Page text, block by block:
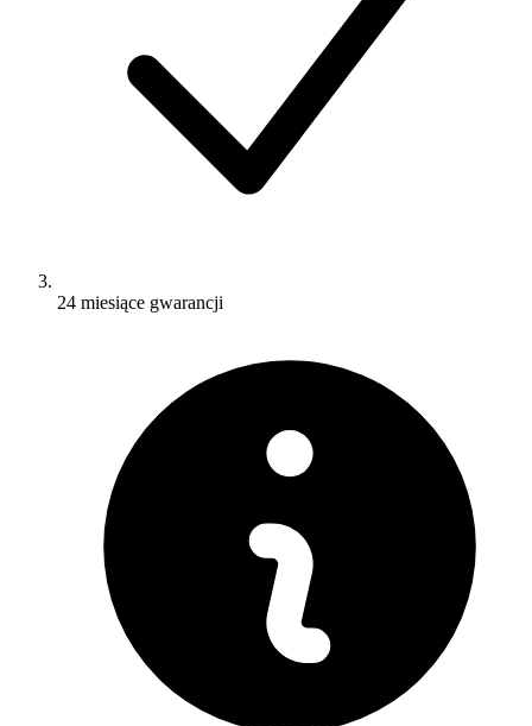
24 miesiące gwarancji